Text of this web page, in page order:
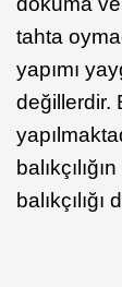
tahta
yapımı
değillerdir.